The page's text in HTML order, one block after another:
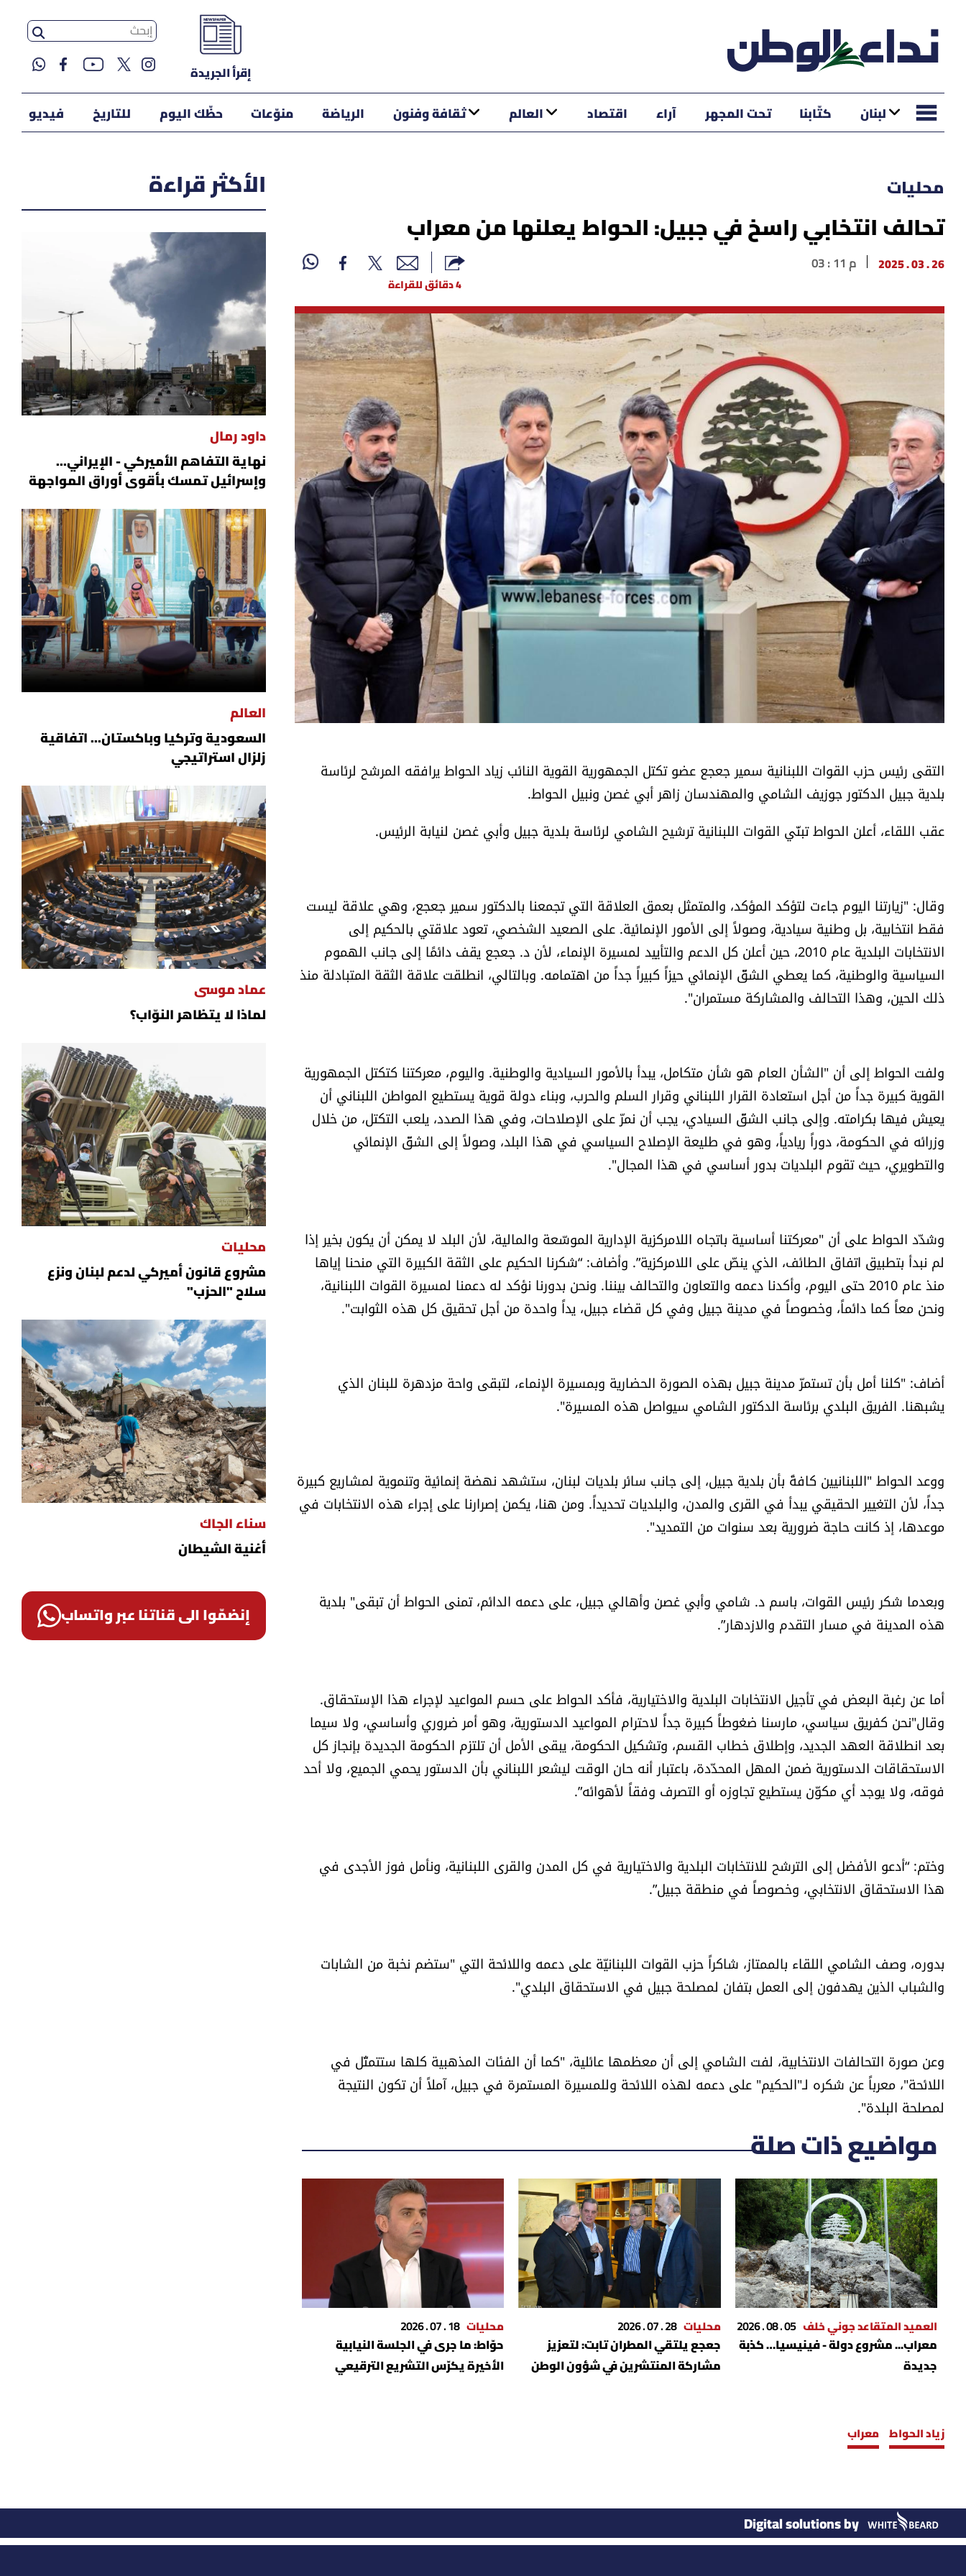
إقرأ الجريدة
لبنان كتّابنا تحت المجهر آراء اقتصاد العالم ثقافة وفنون الرياضة منوّعات حظّك اليوم للتاريخ فيديو
محليات
تحالف انتخابي راسخ في جبيل: الحواط يعلنها من معراب
26 . 03 . 2025 03 : 11 م
4 دقائق للقراءة
التقى رئيس حزب القوات اللبنانية سمير جعجع عضو تكتل الجمهورية القوية النائب زياد الحواط يرافقه المرشح لرئاسة
بلدية جبيل الدكتور جوزيف الشامي والمهندسان زاهر أبي غصن ونبيل الحواط.
عقب اللقاء، أعلن الحواط تبنّي القوات اللبنانية ترشيح الشامي لرئاسة بلدية جبيل وأبي غصن لنيابة الرئيس.
وقال: "زيارتنا اليوم جاءت لتؤكد المؤكد، والمتمثل بعمق العلاقة التي تجمعنا بالدكتور سمير جعجع، وهي علاقة ليست
فقط انتخابية، بل وطنية سيادية، وصولاً إلى الأمور الإنمائية. على الصعيد الشخصي، تعود علاقتي بالحكيم إلى
الانتخابات البلدية عام 2010، حين أعلن كل الدعم والتأييد لمسيرة الإنماء، لأن د. جعجع يقف دائمًا إلى جانب الهموم
السياسية والوطنية، كما يعطي الشقّ الإنمائي حيزاً كبيراً جداً من اهتمامه. وبالتالي، انطلقت علاقة الثقة المتبادلة منذ
ذلك الحين، وهذا التحالف والمشاركة مستمران".
ولفت الحواط إلى أن "الشأن العام هو شأن متكامل، يبدأ بالأمور السيادية والوطنية. واليوم، معركتنا كتكتل الجمهورية
القوية كبيرة جداً من أجل استعادة القرار اللبناني وقرار السلم والحرب، وبناء دولة قوية يستطيع المواطن اللبناني أن
يعيش فيها بكرامته. وإلى جانب الشقّ السيادي، يجب أن نمرّ على الإصلاحات، وفي هذا الصدد، يلعب التكتل، من خلال
وزرائه في الحكومة، دوراً ريادياً، وهو في طليعة الإصلاح السياسي في هذا البلد، وصولاً إلى الشقّ الإنمائي
والتطويري، حيث تقوم البلديات بدور أساسي في هذا المجال".
وشدّد الحواط على أن "معركتنا أساسية باتجاه اللامركزية الإدارية الموسّعة والمالية، لأن البلد لا يمكن أن يكون بخير إذا
لم نبدأ بتطبيق اتفاق الطائف، الذي ينصّ على اللامركزية”. وأضاف: “شكرنا الحكيم على الثقة الكبيرة التي منحنا إياها
منذ عام 2010 حتى اليوم، وأكدنا دعمه والتعاون والتحالف بيننا. ونحن بدورنا نؤكد له دعمنا لمسيرة القوات اللبنانية،
ونحن معاً كما دائماً، وخصوصاً في مدينة جبيل وفي كل قضاء جبيل، يداً واحدة من أجل تحقيق كل هذه الثوابت".
أضاف: "كلنا أمل بأن تستمرّ مدينة جبيل بهذه الصورة الحضارية وبمسيرة الإنماء، لتبقى واحة مزدهرة للبنان الذي
يشبهنا. الفريق البلدي برئاسة الدكتور الشامي سيواصل هذه المسيرة".
ووعد الحواط "اللبنانيين كافةً بأن بلدية جبيل، إلى جانب سائر بلديات لبنان، ستشهد نهضة إنمائية وتنموية لمشاريع كبيرة
جداً، لأن التغيير الحقيقي يبدأ في القرى والمدن، والبلديات تحديداً. ومن هنا، يكمن إصرارنا على إجراء هذه الانتخابات في
موعدها، إذ كانت حاجة ضرورية بعد سنوات من التمديد".
وبعدما شكر رئيس القوات، باسم د. شامي وأبي غصن وأهالي جبيل، على دعمه الدائم، تمنى الحواط أن تبقى" بلدية
هذه المدينة في مسار التقدم والازدهار”.
أما عن رغبة البعض في تأجيل الانتخابات البلدية والاختيارية، فأكد الحواط على حسم المواعيد لإجراء هذا الإستحقاق.
وقال"نحن كفريق سياسي، مارسنا ضغوطاً كبيرة جداً لاحترام المواعيد الدستورية، وهو أمر ضروري وأساسي، ولا سيما
بعد انطلاقة العهد الجديد، وإطلاق خطاب القسم، وتشكيل الحكومة، يبقى الأمل أن تلتزم الحكومة الجديدة بإنجاز كل
الاستحقاقات الدستورية ضمن المهل المحدّدة، باعتبار أنه حان الوقت ليشعر اللبناني بأن الدستور يحمي الجميع، ولا أحد
فوقه، ولا يوجد أي مكوّن يستطيع تجاوزه أو التصرف وفقاً لأهوائه”.
وختم: “أدعو الأفضل إلى الترشح للانتخابات البلدية والاختيارية في كل المدن والقرى اللبنانية، ونأمل فوز الأجدى في
هذا الاستحقاق الانتخابي، وخصوصاً في منطقة جبيل”.
بدوره، وصف الشامي اللقاء بالممتاز، شاكراً حزب القوات اللبنانيّة على دعمه واللائحة التي "ستضم نخبة من الشابات
والشباب الذين يهدفون إلى العمل بتفان لمصلحة جبيل في الاستحقاق البلدي".
وعن صورة التحالفات الانتخابية، لفت الشامي إلى أن معظمها عائلية، "كما أن الفئات المذهبية كلها ستتمثّل في
اللائحة"، معرباً عن شكره لـ"الحكيم" على دعمه لهذه اللائحة وللمسيرة المستمرة في جبيل، آملاً أن تكون النتيجة
لمصلحة البلدة".
مواضيع ذات صلة
العميد المتقاعد جوني خلف 05 . 08 . 2026
معراب... مشروع دولة - فينيسيا… كذبة
جديدة
محليات 28 . 07 . 2026
جعجع يلتقي المطران تابت: لتعزيز
مشاركة المنتشرين في شؤون الوطن
محليات 18 . 07 . 2026
حوّاط: ما جرى في الجلسة النيابية
الأخيرة يكرّس التشريع الترقيعي
زياد الحواط معراب
الأكثر قراءة
داود رمال
نهاية التفاهم الأميركي - الإيراني...
وإسرائيل تمسك بأقوى أوراق المواجهة
العالم
السعودية وتركيا وباكستان... اتفاقية
زلزال استراتيجي
عماد موسى
لماذا لا يتظاهر النوّاب؟
محليات
مشروع قانون أميركي لدعم لبنان ونزع
سلاح "الحزب"
سناء الجاك
أغنية الشيطان
إنضمّوا الى قناتنا عبر واتساب
Digital solutions by